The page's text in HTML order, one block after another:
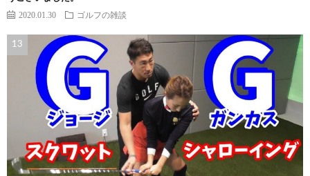
2020.01.30 ゴルフの雑談